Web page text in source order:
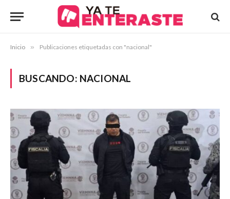
Inicio » Publicaciones etiquetadas con "nacional"
BUSCANDO: NACIONAL